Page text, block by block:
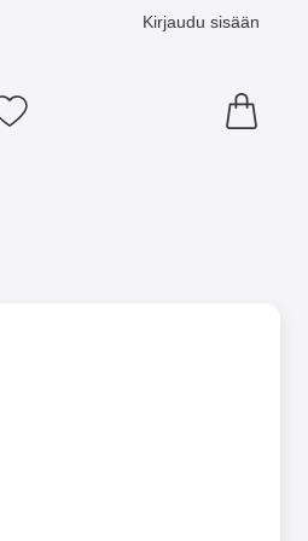
Kirjaudu sisään
Suosikkini